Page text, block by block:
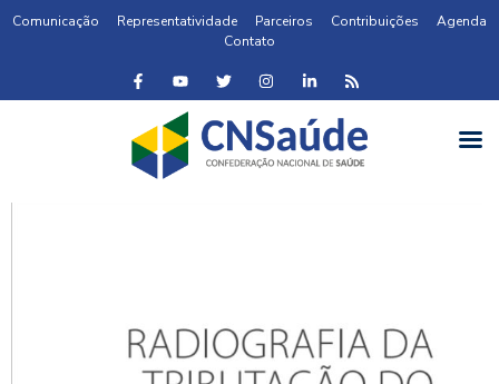
Comunicação Representatividade Parceiros Contribuições
Agenda
Contato